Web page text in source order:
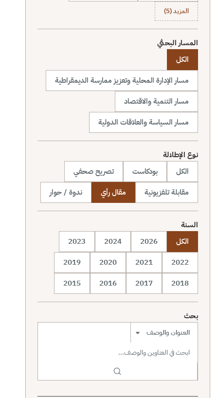
المزيد (5)
المسار البحثي
الكل
مسار الإدارة المحلية وتعزيز ممارسة الديمقراطية
مسار التنمية والاقتصاد
مسار السياسة والعلاقات الدولية
نوع الإطلالة
الكل
بودكاست
تصريح صحفي
مقابلة تلفزيونية
مقال رأي ندوة / حوار
السنة
الكل
2026
2024
2023
2022
2021
2020
2019
2018
2017
2016
2015
بحث
نطاق البحث